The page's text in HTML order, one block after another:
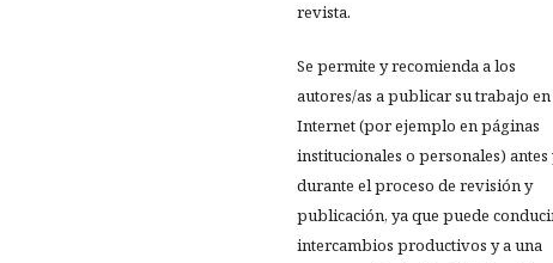
revista.
Se permite y recomienda a los
autores/as a publicar su trabajo en
Internet (por ejemplo en páginas
institucionales o personales) antes
durante el proceso de revisión y
publicación, ya que puede
intercambios productivos y a una